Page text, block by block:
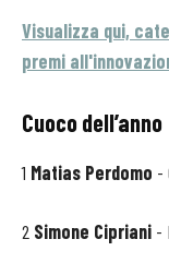
Visualizza qui,
premi
Cuoco dell’anno
1 Matias Perdomo -
2 Simone Cipriani -